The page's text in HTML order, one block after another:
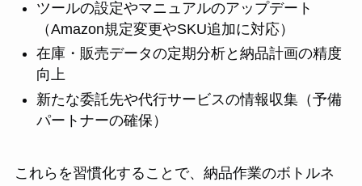
ツールの設定やマニュアルのアップデート
（Amazon規定変更やSKU追加に対応）
在庫・販売データの定期分析と納品計画の精度
向上
新たな委託先や代行サービスの情報収集（予備
パートナーの確保）
これらを習慣化することで、納品作業のボトルネ